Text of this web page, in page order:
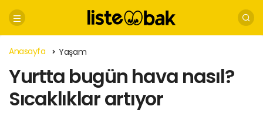
Anasayfa Yaşam
Yurtta bugün hava nasıl?
Sıcaklıklar artıyor